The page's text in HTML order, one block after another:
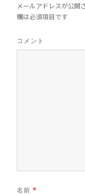
メールアドレスが公開
欄は必須項目です
コメント
名前 *